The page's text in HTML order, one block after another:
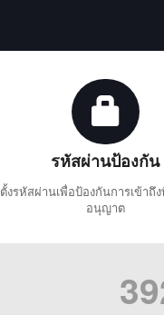
รหัสผ่านป้องกัน
ตั้งรหัสผ่านเพื่อป้องกันการเข้าถึ
อนุญาต